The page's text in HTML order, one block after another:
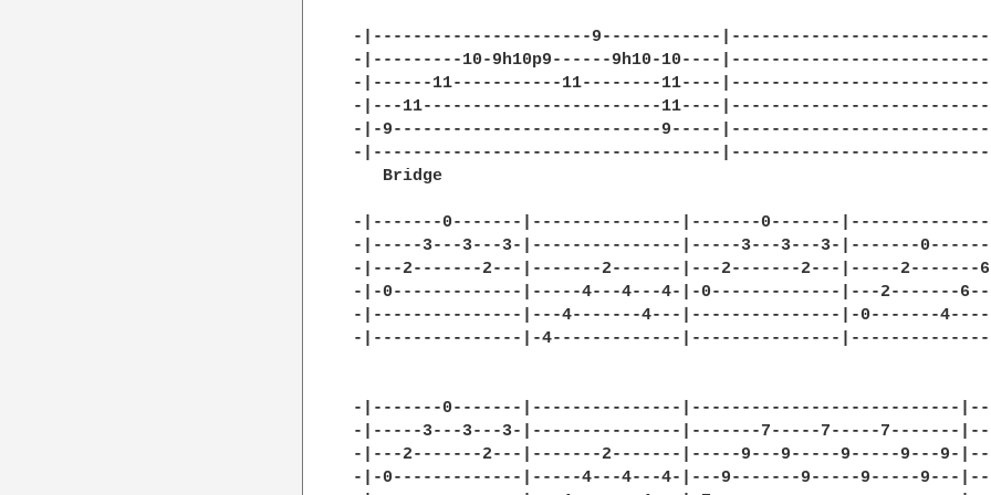
-|----------------------9------------
-|---------10-9h10p9------9h10-10----
-|------11-----------11--------11----
-|---11------------------------11----
-|-9---------------------------9-----
-|-----------------------------------
   Bridge
-|-------0-------|---------------|-------0-------
-|-----3---3---3-|---------------|-----3---3---3-|-------
-|---2-------2---|-------2-------|---2-------2---|-----2-------
-|-0-------------|-----4---4---4-|-0-------------|---2-------
-|---------------|---4-------4---|---------------|-0-------
-|---------------|-4-------------|---------------
-|-------0-------|---------------|---------------------------
-|-----3---3---3-|---------------|-------7-----7-----7-------
-|---2-------2---|-------2-------|-----9---9-----9-----9---9-
-|-0-------------|-----4---4---4-|---9-------9-----9-----9---